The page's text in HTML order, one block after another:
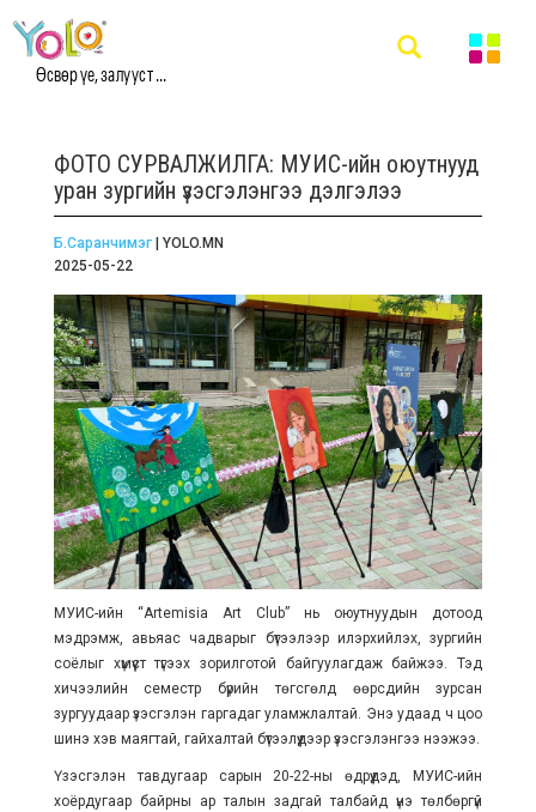
Өсвөр үе, залууст ...
ФОТО СУРВАЛЖИЛГА: МУИС-ийн оюутнууд
уран зургийн үзэсгэлэнгээ дэлгэлээ
Б.Саранчимэг| YOLO.MN
2025-05-22
МУИС-ийн “Artemisia Art Club” нь оюутнуудын дотоод
мэдрэмж, авьяас чадварыг бүтээлээр илэрхийлэх, зургийн
соёлыг хүмүүст түгээх зорилготой байгуулагдаж байжээ. Тэд
хичээлийн семестр бүрийн төгсгөлд өөрсдийн зурсан
зургуудаар үзэсгэлэн гаргадаг уламжлалтай. Энэ удаад ч цоо
шинэ хэв маягтай, гайхалтай бүтээлүүдээр үзэсгэлэнгээ нээжээ.
Үзэсгэлэн тавдугаар сарын 20-22-ны өдрүүдэд, МУИС-ийн
хоёрдугаар байрны ар талын задгай талбайд үнэ төлбөргүй